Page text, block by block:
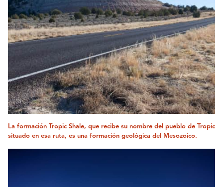
La formación Tropic Shale, que recibe su nombre del pueblo de Tropic
situado en esa ruta, es una formación geológica del Mesozoico.